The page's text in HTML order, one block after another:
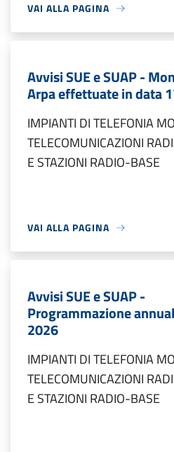
VAI ALLA PAGINA
Avvisi SUE e SUAP -
Arpa effettuate in data
IMPIANTI DI TELEFONIA
TELECOMUNICAZIONI
E STAZIONI RADIO-BASE
VAI ALLA PAGINA
Avvisi SUE e SUAP -
Programmazione
2026
IMPIANTI DI TELEFONIA
TELECOMUNICAZIONI
E STAZIONI RADIO-BASE